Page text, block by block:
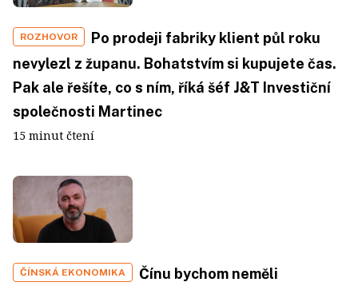
ROZHOVOR
Po prodeji fabriky klient půl roku
nevylezl z županu. Bohatstvím si kupujete čas.
Pak ale řešíte, co s ním, říká šéf J&T Investiční
společnosti Martinec
15 minut čtení
ČÍNSKÁ EKONOMIKA
Čínu bychom neměli